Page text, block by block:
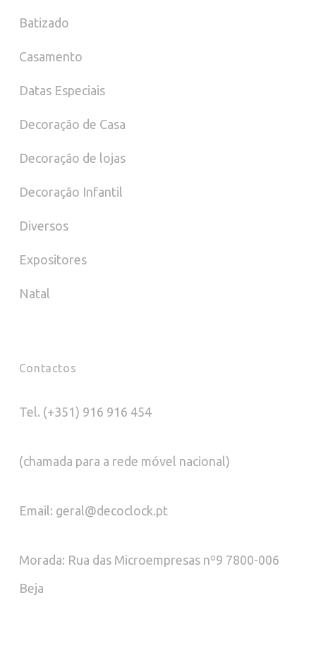
Batizado
Casamento
Datas Especiais
Decoração de Casa
Decoração de lojas
Decoração Infantil
Diversos
Expositores
Natal
Contactos
Tel. (+351) 916 916 454
(chamada para a rede móvel nacional)
Email: geral@decoclock.pt
Morada: Rua das Microempresas nº9 7800-006
Beja